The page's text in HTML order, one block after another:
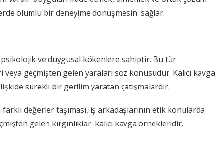
olumlu bir deneyime dönüşmesini sağlar.
psikolojik ve duygusal kökenlere sahiptir. Bu tür
geçmişten gelen yaraları söz konusudur. Kalıcı kavga
sürekli bir gerilim yaratan çatışmalardır.
değerler taşıması, iş arkadaşlarının etik konularda
gelen kırgınlıkları kalıcı kavga örnekleridir.